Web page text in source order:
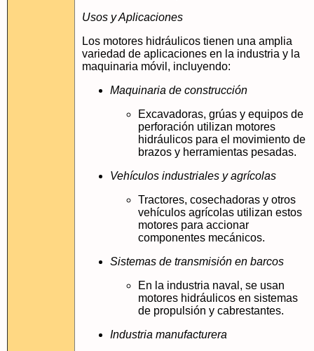
Usos y Aplicaciones
Los motores hidráulicos tienen una amplia
variedad de aplicaciones en la industria y la
maquinaria móvil, incluyendo:
Maquinaria de construcción
Excavadoras, grúas y equipos de
perforación utilizan motores
hidráulicos para el movimiento de
brazos y herramientas pesadas.
Vehículos industriales y agrícolas
Tractores, cosechadoras y otros
vehículos agrícolas utilizan estos
motores para accionar
componentes mecánicos.
Sistemas de transmisión en barcos
En la industria naval, se usan
motores hidráulicos en sistemas
de propulsión y cabrestantes.
Industria manufacturera